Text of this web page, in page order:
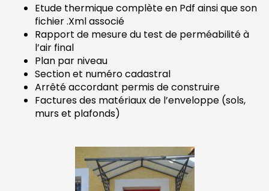
Etude thermique complète en Pdf ainsi que son
fichier .Xml associé
Rapport de mesure du test de perméabilité à
l’air final
Plan par niveau
Section et numéro cadastral
Arrêté accordant permis de construire
Factures des matériaux de l’enveloppe (sols,
murs et plafonds)